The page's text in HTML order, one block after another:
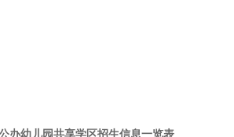
办幼儿园共享学区招生信息一览表